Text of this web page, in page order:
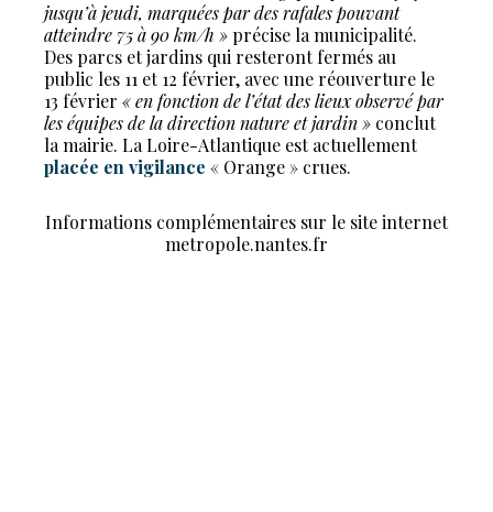
jusqu’à jeudi, marquées par des rafales pouvant
atteindre 75 à 90 km/h » précise la municipalité.
Des parcs et jardins qui resteront fermés au
public les 11 et 12 février, avec une réouverture le
13 février « en fonction de l’état des lieux observé par
les équipes de la direction nature et jardin » conclut
la mairie. La Loire-Atlantique est actuellement
placée en vigilance « Orange » crues.
Informations complémentaires sur le site internet
metropole.nantes.fr